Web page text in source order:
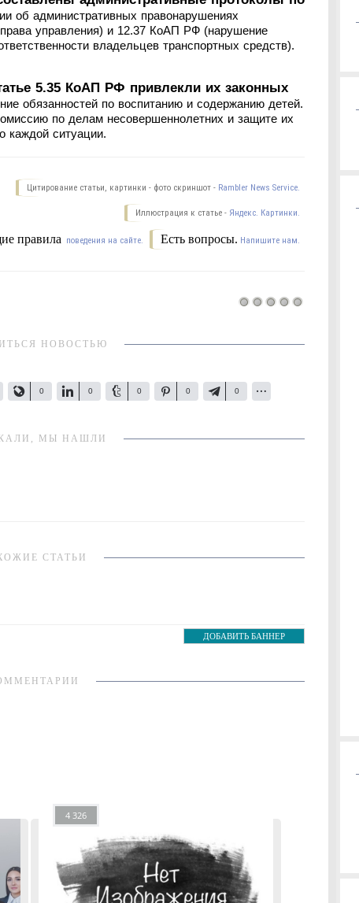
об административных правонарушениях
управления) и 12.37 КоАП РФ (нарушение
владельцев транспортных средств).
5.35 КоАП РФ привлекли их законных
обязанностей по воспитанию и содержанию детей.
по делам несовершеннолетних и защите их
каждой ситуации.
Цитирование статьи, картинки - фото скриншот - Rambler News Service.
Иллюстрация к статье - Яндекс. Картинки.
Есть вопросы. Напишите нам.
правила поведения на сайте.
НОВОСТЬЮ
0 0 0 0 0
МЫ НАШЛИ
СТАТЬИ
ДОБАВИТЬ БАННЕР
4 326